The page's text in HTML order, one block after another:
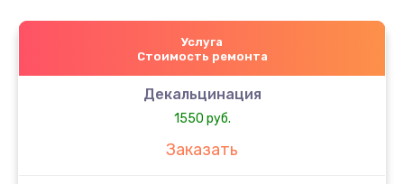
Услуга
Стоимость ремонта
Декальцинация
1550 руб.
Заказать